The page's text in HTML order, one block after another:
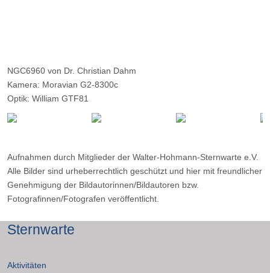
NGC6960 von Dr. Christian Dahm
Kamera: Moravian G2-8300c
Optik: William GTF81
Belichtungszeit: 30 x 240 Sekunden
Datum: 30.08.2016
Aufnahmen durch Mitglieder der Walter-Hohmann-Sternwarte e.V.
Alle Bilder sind urheberrechtlich geschützt und hier mit freundlicher
Genehmigung der Bildautorinnen/Bildautoren bzw.
Fotografinnen/Fotografen veröffentlicht.
Sternwarte
Aktivitäten